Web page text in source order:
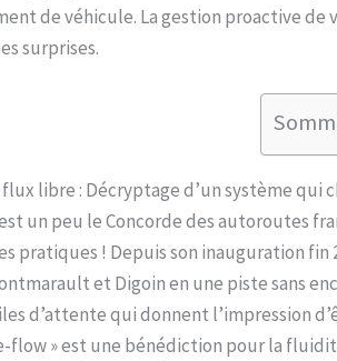
de véhicule. La gestion proactive de
surprises.
flux libre : Décryptage d’un système qui
un peu le Concorde des autoroutes
pratiques ! Depuis son inauguration
et Digoin en une piste sans
d’attente qui donnent l’impression
flow » est une bénédiction pour la